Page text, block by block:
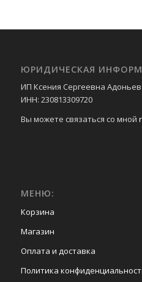
ЮРИДИЧЕСКАЯ
ИП Ксения Сергеевна
ИНН: 230813309720
Вы можете связаться со мной
МЕНЮ:
Корзина
Магазин
Оплата и доставка
Политика